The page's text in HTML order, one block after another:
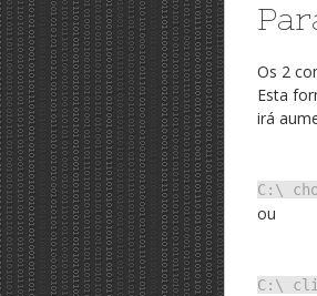
Os 2
Esta
irá
C:\
ou
C:\